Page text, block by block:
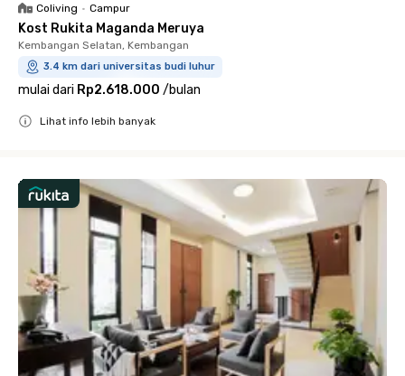
Coliving • Campur
Kost Rukita Maganda Meruya
Kembangan Selatan, Kembangan
3.4 km dari universitas budi luhur
mulai dari Rp2.618.000 /bulan
Lihat info lebih banyak